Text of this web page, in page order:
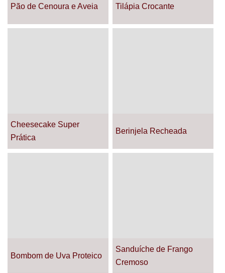
Pão de Cenoura e Aveia Tilápia Crocante
Cheesecake Super
Prática
Berinjela Recheada
Bombom de Uva Proteico
Sanduíche de Frango
Cremoso